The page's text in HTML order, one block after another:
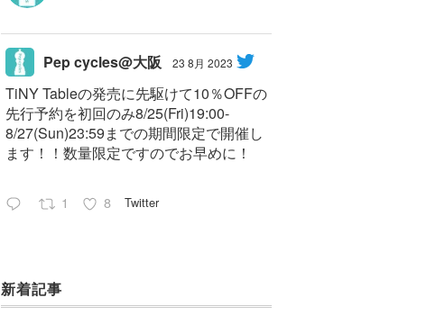
Pep cycles@大阪 23 8月 2023
TiNY Tableの発売に先駆けて10％OFFの
先行予約を初回のみ8/25(Fri)19:00-
8/27(Sun)23:59までの期間限定で開催し
ます！！数量限定ですのでお早めに！
1 8 Twitter
今週はお知らせがいっぱいあるのでチェ
ックしてて下さいね！
新着記事